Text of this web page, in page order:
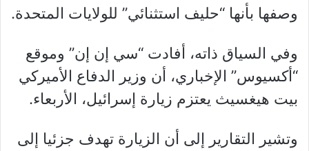
وصفها بأنها “حليف استثنائي” للولايات المتحدة.
وفي السياق ذاته، أفادت “سي إن إن” وموقع
“أكسيوس” الإخباري، أن وزير الدفاع الأميركي
بيت هيغسيث يعتزم زيارة إسرائيل، الأربعاء.
وتشير التقارير إلى أن الزيارة تهدف جزئيا إلى